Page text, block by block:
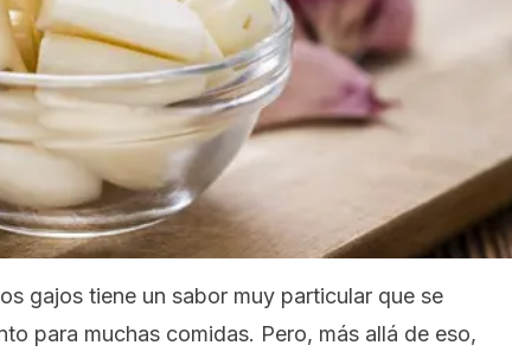
gajos tiene un sabor muy particular que se
para muchas comidas. Pero, más allá de eso,